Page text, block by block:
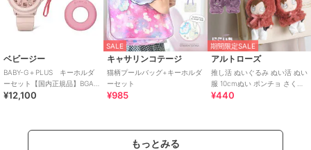
ベビージー
BABY-G＋PLUS キーホルダ
ーセット【国内正規品】BGA-
15K-4AJR
¥12,100
SALE
キャサリンコテージ
猫柄プールバッグ+キーホルダ
ーセット
¥985
期間限定SALE
アルトローズ
推し活 ぬいぐるみ ぬい活 ぬい
服 10cmぬい ポンチョ さくら
んぼ チェリー キーホルダー
¥440
もっとみる